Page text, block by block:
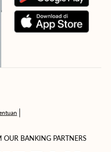
OUR BANKING PARTNERS